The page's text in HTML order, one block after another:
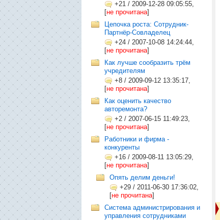
+21 / 2009-12-28 09:05:55,
[не прочитана]
Цепочка роста: Сотрудник-
Партнёр-Совладелец
+24 / 2007-10-08 14:24:44,
[не прочитана]
Как лучше сообразить трём
учредителям
+8 / 2009-09-12 13:35:17,
[не прочитана]
Как оценить качество
авторемонта?
+2 / 2007-06-15 11:49:23,
[не прочитана]
Работники и фирма -
конкуренты
+16 / 2009-08-11 13:05:29,
[не прочитана]
Опять делим деньги!
+29 / 2011-06-30 17:36:02,
[не прочитана]
Система администрирования и
управления сотрудниками